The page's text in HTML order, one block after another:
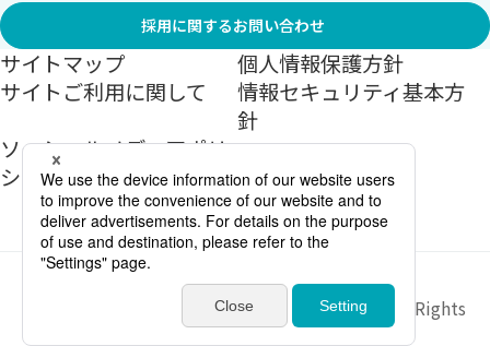
採用に関するお問い合わせ
サイトマップ
個人情報保護方針
サイトご利用に関して
情報セキュリティ基本方
針
ソーシャルメディアポリ
シー
Sekisui Jushi Corporation All Rights
Reserved.